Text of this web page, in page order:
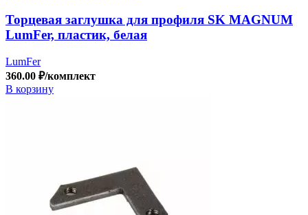
Торцевая заглушка для профиля SK MAGNUM
LumFer, пластик, белая
LumFer
360.00 ₽/комплект
В корзину